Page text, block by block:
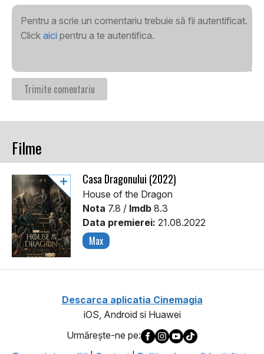
Pentru a scrie un comentariu trebuie să fii autentificat.
Click aici pentru a te autentifica.
Filme
Casa Dragonului (2022)
House of the Dragon
Nota 7.8 / Imdb 8.3
Data premierei: 21.08.2022
Max
Descarca aplicatia Cinemagia
iOS, Android si Huawei
Urmăreşte-ne pe: